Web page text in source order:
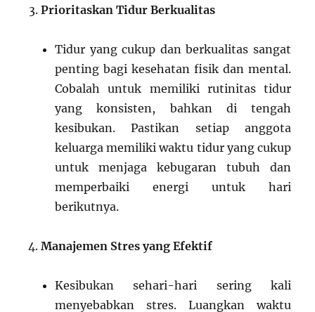
Prioritaskan Tidur Berkualitas
Tidur yang cukup dan berkualitas sangat
penting bagi kesehatan fisik dan mental.
Cobalah untuk memiliki rutinitas tidur
yang konsisten, bahkan di tengah
kesibukan. Pastikan setiap anggota
keluarga memiliki waktu tidur yang cukup
untuk menjaga kebugaran tubuh dan
memperbaiki energi untuk hari
berikutnya.
Manajemen Stres yang Efektif
Kesibukan sehari-hari sering kali
menyebabkan stres. Luangkan waktu